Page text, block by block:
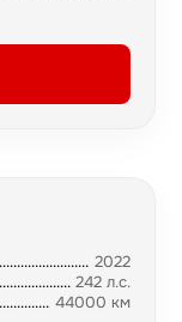
2022
242 л.с.
44000 км